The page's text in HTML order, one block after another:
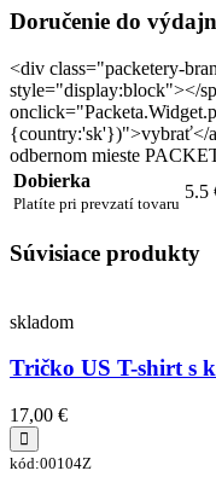
Doručenie do
<div class="packetery-
style="display:block"></
{country:'sk'})">vybrať</
odbernom mieste
Dobierka
Platíte pri prevzatí tovaru
5.5
Súvisiace produkty
skladom
Tričko US T-shirt s
17,00 €
kód:00104Z